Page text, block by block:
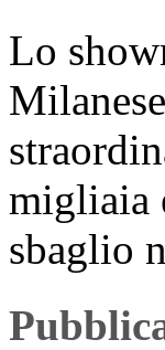
Lo
migliaia
sbaglio